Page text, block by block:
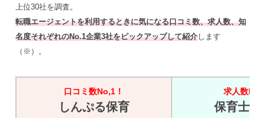
上位30社を調査。
転職エージェントを利用するときに気になる口コミ数、求人数、知
名度それぞれのNo.1企業3社をピックアップして紹介します
（※）。
口コミ数No,1！
しんぷる保育
求人数
保育士バ